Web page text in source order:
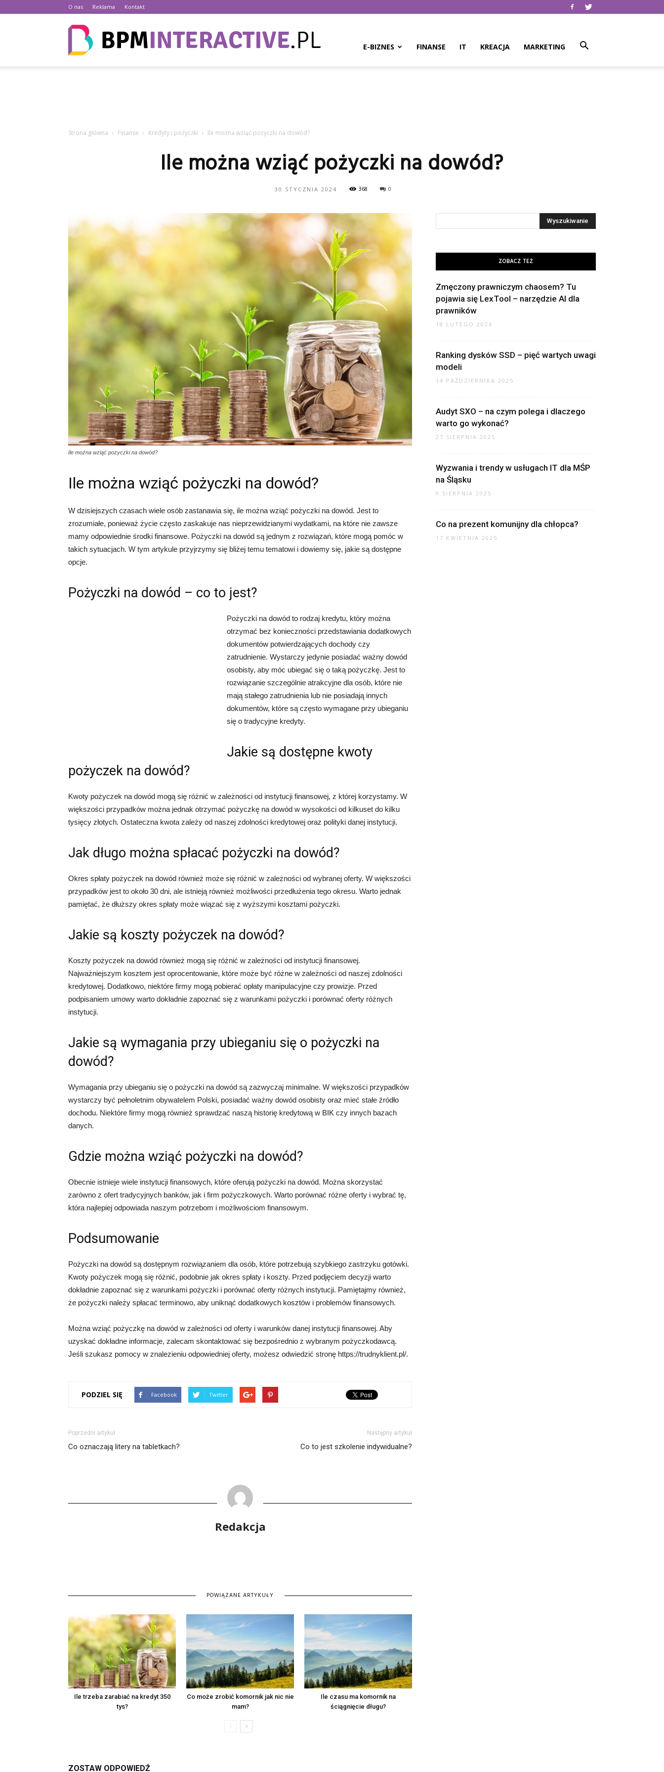
O nas Reklama Kontakt
E-BIZNES FINANSE IT KREACJA MARKETING
Strona główna Finanse Kredyty i pożyczki Ile można wziąć pożyczki na dowód?
Ile można wziąć pożyczki na dowód?
30 STYCZNIA 2024 368 0
Ile można wziąć pożyczki na dowód?
Ile można wziąć pożyczki na dowód?
W dzisiejszych czasach wiele osób zastanawia się, ile można wziąć pożyczki na dowód. Jest to
zrozumiałe, ponieważ życie często zaskakuje nas nieprzewidzianymi wydatkami, na które nie zawsze
mamy odpowiednie środki finansowe. Pożyczki na dowód są jednym z rozwiązań, które mogą pomóc w
takich sytuacjach. W tym artykule przyjrzymy się bliżej temu tematowi i dowiemy się, jakie są dostępne
opcje.
Pożyczki na dowód – co to jest?
Pożyczki na dowód to rodzaj kredytu, który można
otrzymać bez konieczności przedstawiania dodatkowych
dokumentów potwierdzających dochody czy
zatrudnienie. Wystarczy jedynie posiadać ważny dowód
osobisty, aby móc ubiegać się o taką pożyczkę. Jest to
rozwiązanie szczególnie atrakcyjne dla osób, które nie
mają stałego zatrudnienia lub nie posiadają innych
dokumentów, które są często wymagane przy ubieganiu
się o tradycyjne kredyty.
Jakie są dostępne kwoty
pożyczek na dowód?
Kwoty pożyczek na dowód mogą się różnić w zależności od instytucji finansowej, z której korzystamy. W
większości przypadków można jednak otrzymać pożyczkę na dowód w wysokości od kilkuset do kilku
tysięcy złotych. Ostateczna kwota zależy od naszej zdolności kredytowej oraz polityki danej instytucji.
Jak długo można spłacać pożyczki na dowód?
Okres spłaty pożyczek na dowód również może się różnić w zależności od wybranej oferty. W większości
przypadków jest to około 30 dni, ale istnieją również możliwości przedłużenia tego okresu. Warto jednak
pamiętać, że dłuższy okres spłaty może wiązać się z wyższymi kosztami pożyczki.
Jakie są koszty pożyczek na dowód?
Koszty pożyczek na dowód również mogą się różnić w zależności od instytucji finansowej.
Najważniejszym kosztem jest oprocentowanie, które może być różne w zależności od naszej zdolności
kredytowej. Dodatkowo, niektóre firmy mogą pobierać opłaty manipulacyjne czy prowizje. Przed
podpisaniem umowy warto dokładnie zapoznać się z warunkami pożyczki i porównać oferty różnych
instytucji.
Jakie są wymagania przy ubieganiu się o pożyczki na
dowód?
Wymagania przy ubieganiu się o pożyczki na dowód są zazwyczaj minimalne. W większości przypadków
wystarczy być pełnoletnim obywatelem Polski, posiadać ważny dowód osobisty oraz mieć stałe źródło
dochodu. Niektóre firmy mogą również sprawdzać naszą historię kredytową w BIK czy innych bazach
danych.
Gdzie można wziąć pożyczki na dowód?
Obecnie istnieje wiele instytucji finansowych, które oferują pożyczki na dowód. Można skorzystać
zarówno z ofert tradycyjnych banków, jak i firm pożyczkowych. Warto porównać różne oferty i wybrać tę,
która najlepiej odpowiada naszym potrzebom i możliwościom finansowym.
Podsumowanie
Pożyczki na dowód są dostępnym rozwiązaniem dla osób, które potrzebują szybkiego zastrzyku gotówki.
Kwoty pożyczek mogą się różnić, podobnie jak okres spłaty i koszty. Przed podjęciem decyzji warto
dokładnie zapoznać się z warunkami pożyczki i porównać oferty różnych instytucji. Pamiętajmy również,
że pożyczki należy spłacać terminowo, aby uniknąć dodatkowych kosztów i problemów finansowych.
Można wziąć pożyczkę na dowód w zależności od oferty i warunków danej instytucji finansowej. Aby
uzyskać dokładne informacje, zalecam skontaktować się bezpośrednio z wybranym pożyczkodawcą.
Jeśli szukasz pomocy w znalezieniu odpowiedniej oferty, możesz odwiedzić stronę https://trudnyklient.pl/.
PODZIEL SIĘ Facebook Twitter
Poprzedni artykuł
Co oznaczają litery na tabletkach?
Następny artykuł
Co to jest szkolenie indywidualne?
Redakcja
POWIĄZANE ARTYKUŁY
Ile trzeba zarabiać na kredyt 350
tys?
Co może zrobić komornik jak nic nie
mam?
Ile czasu ma komornik na
ściągnięcie długu?
ZOSTAW ODPOWIEDŹ
ZOBACZ TEŻ
Zmęczony prawniczym chaosem? Tu
pojawia się LexTool – narzędzie AI dla
prawników
18 LUTEGO 2026
Ranking dysków SSD – pięć wartych uwagi
modeli
14 PAŹDZIERNIKA 2025
Audyt SXO – na czym polega i dlaczego
warto go wykonać?
27 SIERPNIA 2025
Wyzwania i trendy w usługach IT dla MŚP
na Śląsku
9 SIERPNIA 2025
Co na prezent komunijny dla chłopca?
17 KWIETNIA 2025